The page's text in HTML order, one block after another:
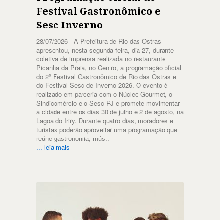
Festival Gastronômico e
Sesc Inverno
28/07/2026 - A Prefeitura de Rio das Ostras
apresentou, nesta segunda-feira, dia 27, durante
coletiva de imprensa realizada no restaurante
Picanha da Praia, no Centro, a programação oficial
do 2º Festival Gastronômico de Rio das Ostras e
do Festival Sesc de Inverno 2026. O evento é
realizado em parceria com o Núcleo Gourmet, o
Sindicomércio e o Sesc RJ e promete movimentar
a cidade entre os dias 30 de julho e 2 de agosto, na
Lagoa do Iriry. Durante quatro dias, moradores e
turistas poderão aproveitar uma programação que
reúne gastronomia, mús...
... leia mais